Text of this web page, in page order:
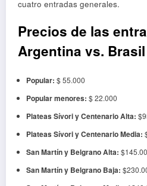
cuatro entradas generales.
Precios de las
Argentina vs. Brasil
Popular: $ 55.000
Popular menores: $ 22.000
Plateas Sívori y Centenario Alta:
Plateas Sívori y Centenario Media:
San Martín y Belgrano Alta:
San Martín y Belgrano Baja: